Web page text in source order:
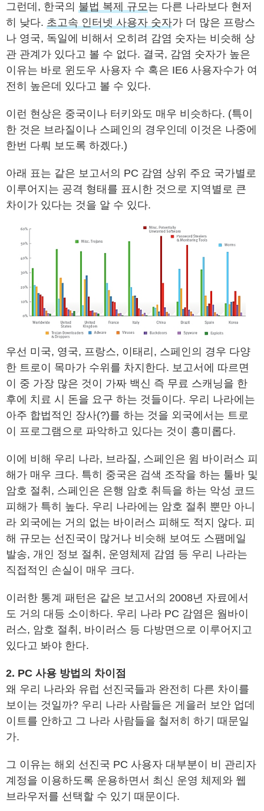
그런데, 한국의 불법 복제 규모는 다른 나라보다 현저
히 낮다. 초고속 인터넷 사용자 숫자가 더 많은 프랑스
나 영국, 독일에 비해서 오히려 감염 숫자는 비슷해 상
관 관계가 있다고 볼 수 없다. 결국, 감염 숫자가 높은
이유는 바로 윈도우 사용자 수 혹은 IE6 사용자수가 여
전히 높은데 있다고 볼 수 있다.
이런 현상은 중국이나 터키와도 매우 비슷하다. (특이
한 것은 브라질이나 스페인의 경우인데 이것은 나중에
한번 다뤄 보도록 하겠다.)
아래 표는 같은 보고서의 PC 감염 상위 주요 국가별로
이루어지는 공격 형태를 표시한 것으로 지역별로 큰
차이가 있다는 것을 알 수 있다.
우선 미국, 영국, 프랑스, 이태리, 스페인의 경우 다양
한 트로이 목마가 수위를 차지한다. 보고서에 따르면
이 중 가장 많은 것이 가짜 백신 즉 무료 스캐닝을 한
후에 치료 시 돈을 요구 하는 것들이다. 우리 나라에는
아주 합법적인 장사(?)를 하는 것을 외국에서는 트로
이 프로그램으로 파악하고 있다는 것이 흥미롭다.
이에 비해 우리 나라, 브라질, 스페인은 윔 바이러스 피
해가 매우 크다. 특히 중국은 검색 조작을 하는 툴바 및
암호 절취, 스페인은 은행 암호 취득을 하는 악성 코드
피해가 특히 높다. 우리 나라에는 암호 절취 뿐만 아니
라 외국에는 거의 없는 바이러스 피해도 적지 않다. 피
해 규모는 선진국이 많거나 비슷해 보여도 스팸메일
발송, 개인 정보 절취, 운영체제 감염 등 우리 나라는
직접적인 손실이 매우 크다.
이러한 통계 패턴은 같은 보고서의 2008년 자료에서
도 거의 대등 소이하다. 우리 나라 PC 감염은 웜바이
러스, 암호 절취, 바이러스 등 다방면으로 이루어지고
있다고 봐야 한다.
2. PC 사용 방법의 차이점
왜 우리 나라와 유럽 선진국들과 완전히 다른 차이를
보이는 것일까? 우리 나라 사람들은 게을러 보안 업데
이트를 안하고 그 나라 사람들을 철저히 하기 때문일
가.
그 이유는 해외 선진국 PC 사용자 대부분이 비 관리자
계정을 이용하도록 운용하면서 최신 운영 체제와 웹
브라우저를 선택할 수 있기 때문이다.